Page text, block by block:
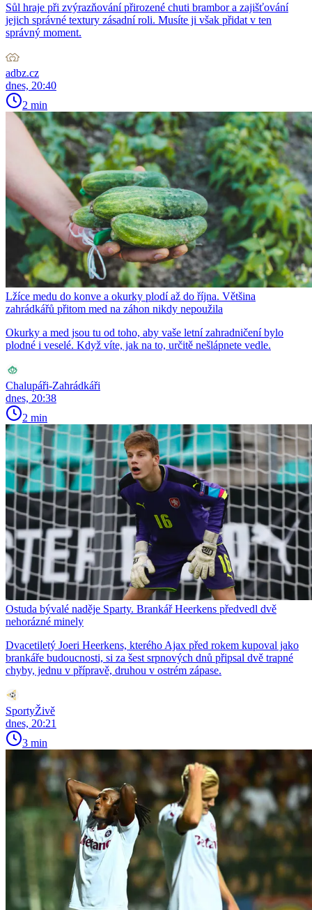
Sůl hraje při zvýrazňování přirozené chuti brambor a zajišťování
jejich správné textury zásadní roli. Musíte ji však přidat v ten
správný moment.
adbz.cz
dnes, 20:40
2 min
Lžíce medu do konve a okurky plodí až do října. Většina
zahrádkářů přitom med na záhon nikdy nepoužila
Okurky a med jsou tu od toho, aby vaše letní zahradničení bylo
plodné i veselé. Když víte, jak na to, určitě nešlápnete vedle.
Chalupáři-Zahrádkáři
dnes, 20:38
2 min
Ostuda bývalé naděje Sparty. Brankář Heerkens předvedl dvě
nehorázné minely
Dvacetiletý Joeri Heerkens, kterého Ajax před rokem kupoval jako
brankáře budoucnosti, si za šest srpnových dnů připsal dvě trapné
chyby, jednu v přípravě, druhou v ostrém zápase.
SportyŽivě
dnes, 20:21
3 min